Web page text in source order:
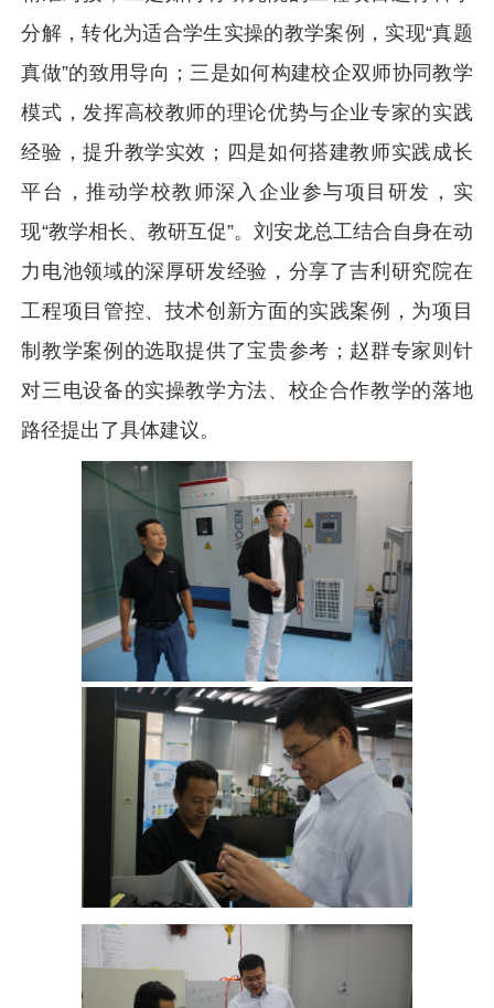
分解，转化为适合学生实操的教学案例，实现“真题
真做”的致用导向；三是如何构建校企双师协同教学
模式，发挥高校教师的理论优势与企业专家的实践
经验，提升教学实效；四是如何搭建教师实践成长
平台，推动学校教师深入企业参与项目研发，实
现“教学相长、教研互促”。刘安龙总工结合自身在动
力电池领域的深厚研发经验，分享了吉利研究院在
工程项目管控、技术创新方面的实践案例，为项目
制教学案例的选取提供了宝贵参考；赵群专家则针
对三电设备的实操教学方法、校企合作教学的落地
路径提出了具体建议。